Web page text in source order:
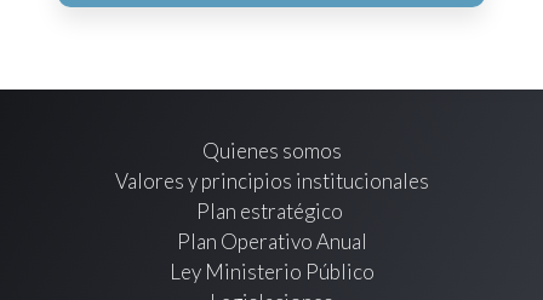
Quienes somos
Valores y principios institucionales
Plan estratégico
Plan Operativo Anual
Ley Ministerio Público